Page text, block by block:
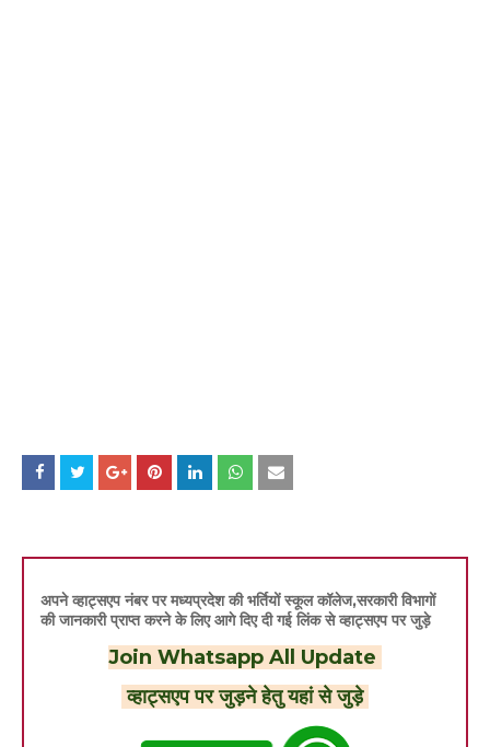
अपने व्हाट्सएप नंबर पर मध्यप्रदेश की भर्तियों स्कूल कॉलेज,सरकारी विभागों
की जानकारी प्राप्त करने के लिए आगे दिए दी गई लिंक से व्हाट्सएप पर जुड़े
Join Whatsapp All Update
व्हाट्सएप पर जुड़ने हेतु यहां से जुड़े